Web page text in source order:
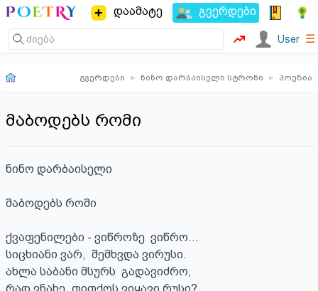
დაამატე გვერდები
User ☰
გვერდები ▸ ნინო დარბაისელი სტრონი ▸ პოეზია
მაბოდებს რომი
ნინო დარბაისელი
მაბოდებს რომი
ქვაფენილები - ვიწროზე  ვიწრო…
სიცხიანი ვარ,  შემხვდა ვირუსი.
ახლა საბანი მსურს  გადავიძრო,